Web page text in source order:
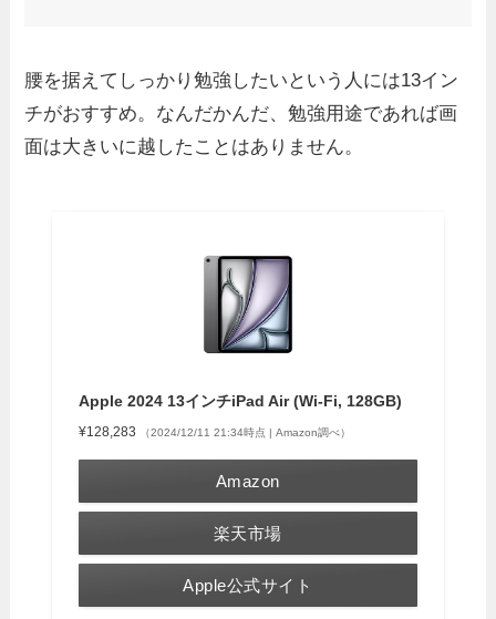
腰を据えてしっかり勉強したいという人には13イン
チがおすすめ。なんだかんだ、勉強用途であれば画
面は大きいに越したことはありません。
Apple 2024 13インチiPad Air (Wi-Fi, 128GB)
¥128,283 （2024/12/11 21:34時点 | Amazon調べ）
Amazon
楽天市場
Apple公式サイト